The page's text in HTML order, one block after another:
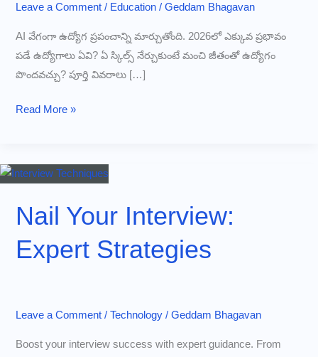
Leave a Comment / Education/ Geddam Bhagavan
AI వేగంగా ఉద్యోగ ప్రపంచాన్ని మార్చుతోంది. 2026లో ఎక్కువ ప్రభావం
పడే ఉద్యోగాలు ఏవి? ఏ స్కిల్స్ నేర్చుకుంటే మంచి జీతంతో ఉద్యోగం
పొందవచ్చు? పూర్తి వివరాలు […]
2026లో
మారిపోతున్న
10
ఉద్యోగాలు
–
ఏ
కెరీర్
సురక్షితం?
Read More »
Nail Your Interview:
Expert Strategies
Leave a Comment / Technology/ Geddam Bhagavan
Boost your interview success with expert guidance. From